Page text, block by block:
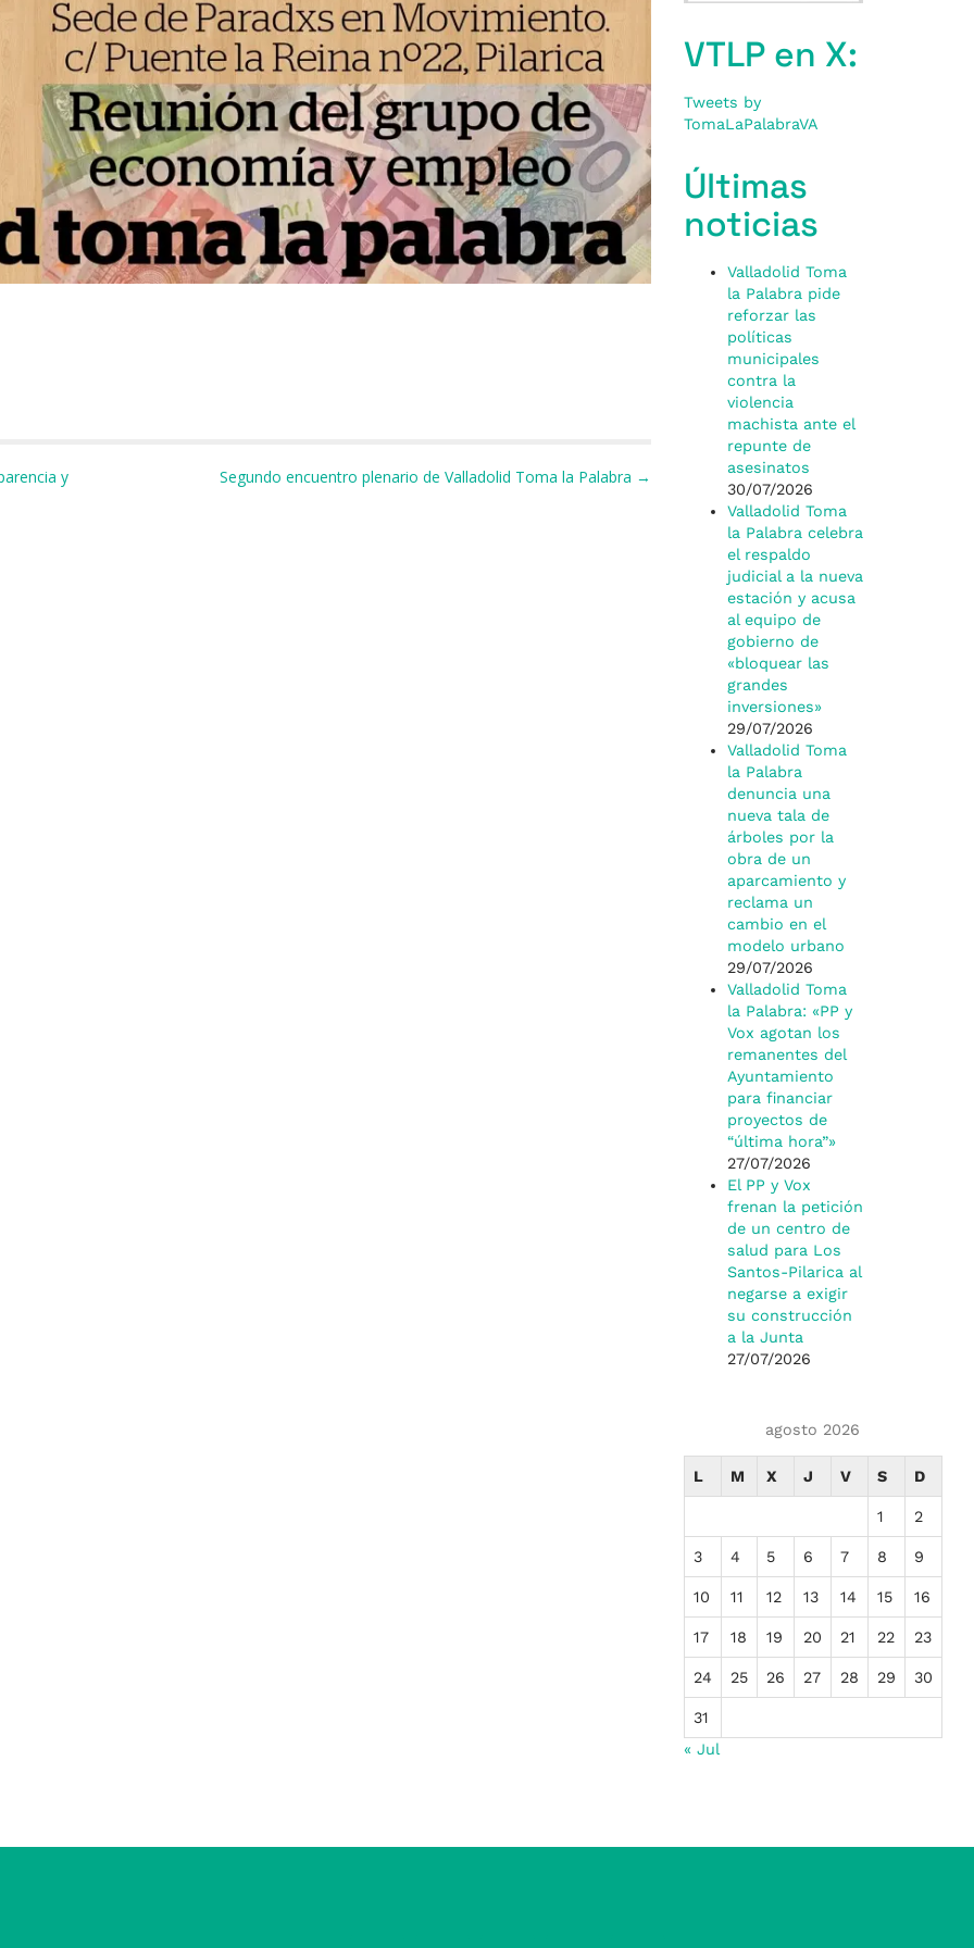
y
Segundo encuentro plenario de Valladolid Toma la Palabra →
VTLP en X:
Tweets by
TomaLaPalabraVA
Últimas
noticias
Valladolid Toma
la Palabra pide
reforzar las
políticas
municipales
contra la
violencia
machista ante el
repunte de
asesinatos
30/07/2026
Valladolid Toma
la Palabra celebra
el respaldo
judicial a la nueva
estación y acusa
al equipo de
gobierno de
«bloquear las
grandes
inversiones»
29/07/2026
Valladolid Toma
la Palabra
denuncia una
nueva tala de
árboles por la
obra de un
aparcamiento y
reclama un
cambio en el
modelo urbano
29/07/2026
Valladolid Toma
la Palabra: «PP y
Vox agotan los
remanentes del
Ayuntamiento
para financiar
proyectos de
“última hora”»
27/07/2026
El PP y Vox
frenan la petición
de un centro de
salud para Los
Santos-Pilarica al
negarse a exigir
su construcción
a la Junta
27/07/2026
agosto 2026
L M X J V S D
1 2
3 4 5 6 7 8 9
10 11 12 13 14 15 16
17 18 19 20 21 22 23
24 25 26 27 28 29 30
31
« Jul